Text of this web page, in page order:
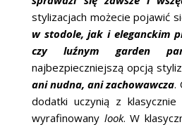
stylizacjach możecie pojawić
w stodole, jak i eleganckim
czy luźnym garden
najbezpieczniejszą opcją
ani nudna, ani zachowawcza.
dodatki uczynią z klasycznie
wyrafinowany look. W